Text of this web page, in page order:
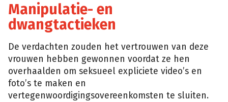
Manipulatie- en
dwangtactieken
De verdachten zouden het vertrouwen van deze
vrouwen hebben gewonnen voordat ze hen
overhaalden om seksueel expliciete video’s en
foto’s te maken en
vertegenwoordigingsovereenkomsten te sluiten.